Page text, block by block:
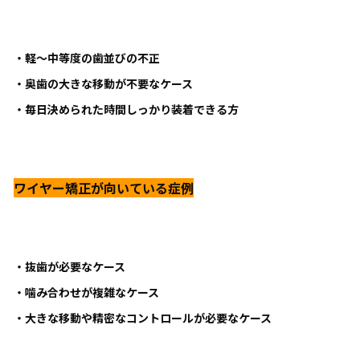
・軽～中等度の歯並びの不正
・奥歯の大きな移動が不要なケース
・毎日決められた時間しっかり装着できる方
ワイヤー矯正が向いている症例
・抜歯が必要なケース
・噛み合わせが複雑なケース
・大きな移動や精密なコントロールが必要なケース